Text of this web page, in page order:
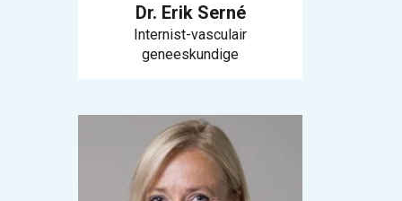
Dr. Erik Serné
Internist-vasculair
geneeskundige